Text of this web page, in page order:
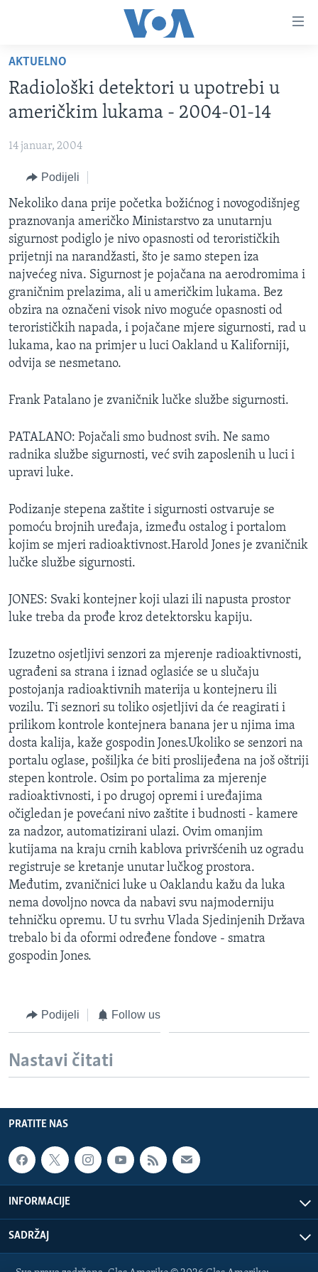
glavni
sadržaj
na
glavnu
navigaciju
pretragu
TV PROGRAM
VIJESTI
SJEDINJENE AMERIČKE DRŽAVE
BOSNA I HERCEGOVINA
NAUKA I TEHNOLOGIJA
SPECIJALNI PROJEKTI
KORUPCIJA
SLOBODA MEDIJA
ŽENSKA STRANA
IZBJEGLIČKA STRANA
MAGAZIN
O GLASU AMERIKE
Learning English
PRATITE NAS
AKTUELNO
Radiološki detektori u upotrebi u
američkim lukama - 2004-01-14
14 januar, 2004
Podijeli
Nekoliko dana prije početka božićnog i novogodišnjeg
praznovanja američko Ministarstvo za unutarnju
sigurnost podiglo je nivo opasnosti od terorističkih
prijetnji na narandžasti, što je samo stepen iza
najvećeg niva. Sigurnost je pojačana na aerodromima i
graničnim prelazima, ali u američkim lukama. Bez
obzira na označeni visok nivo moguće opasnosti od
terorističkih napada, i pojačane mjere sigurnosti, rad u
lukama, kao na primjer u luci Oakland u Kaliforniji,
odvija se nesmetano.
Frank Patalano je zvaničnik lučke službe sigurnosti.
PATALANO: Pojačali smo budnost svih. Ne samo
radnika službe sigurnosti, već svih zaposlenih u luci i
upravi luke.
Podizanje stepena zaštite i sigurnosti ostvaruje se
pomoću brojnih uređaja, između ostalog i portalom
kojim se mjeri radioaktivnost.Harold Jones je zvaničnik
lučke službe sigurnosti.
JONES: Svaki kontejner koji ulazi ili napusta prostor
luke treba da prođe kroz detektorsku kapiju.
Izuzetno osjetljivi senzori za mjerenje radioaktivnosti,
ugrađeni sa strana i iznad oglasiće se u slučaju
postojanja radioaktivnih materija u kontejneru ili
vozilu. Ti seznori su toliko osjetljivi da će reagirati i
prilikom kontrole kontejnera banana jer u njima ima
dosta kalija, kaže gospodin Jones.Ukoliko se senzori na
portalu oglase, pošiljka će biti proslijeđena na još oštriji
stepen kontrole. Osim po portalima za mjerenje
radioaktivnosti, i po drugoj opremi i uređajima
očigledan je povećani nivo zaštite i budnosti - kamere
za nadzor, automatizirani ulazi. Ovim omanjim
kutijama na kraju crnih kablova privršćenih uz ogradu
registruje se kretanje unutar lučkog prostora.
Međutim, zvaničnici luke u Oaklandu kažu da luka
nema dovoljno novca da nabavi svu najmoderniju
tehničku opremu. U tu svrhu Vlada Sjedinjenih Država
trebalo bi da oformi određene fondove - smatra
gospodin Jones.
Podijeli Follow us
Nastavi čitati
PRATITE NAS
INFORMACIJE
SADRŽAJ